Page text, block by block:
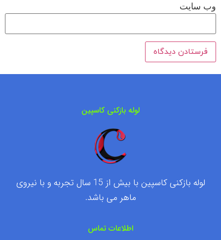
وب‌ سایت
لوله بازکنی کاسپین
لوله بازکنی کاسپین با بیش از 15 سال تجربه و با نیروی
ماهر می باشد.
اطلاعات تماس